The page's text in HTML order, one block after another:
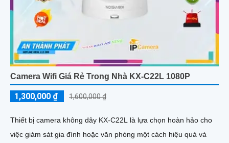
Camera Wifi Giá Rẻ Trong Nhà KX-C22L 1080P
1,300,000 ₫ 1,600,000 ₫
Thiết bị camera không dây KX-C22L là lựa chọn hoàn hảo cho
việc giám sát gia đình hoặc văn phòng một cách hiệu quả và